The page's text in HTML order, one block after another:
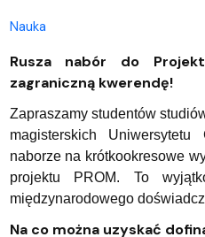
Nauka
Rusza nabór do
zagraniczną kwerendę!
Zapraszamy studentów
magisterskich
naborze na krótkookresowe
projektu PROM. To
międzynarodowego
Na co można uzyskać